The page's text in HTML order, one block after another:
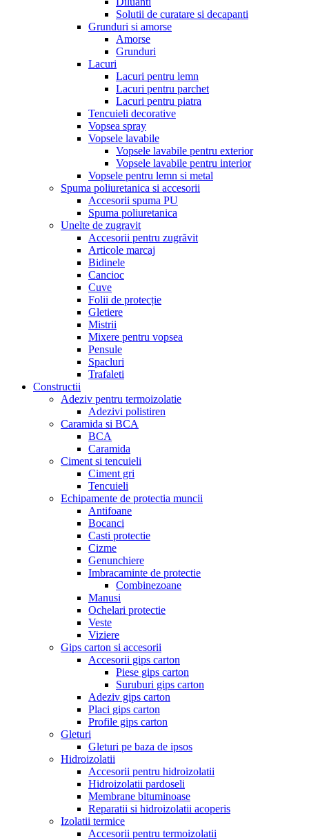
Solutii de curatare si decapanti
Grunduri si amorse
Amorse
Grunduri
Lacuri
Lacuri pentru lemn
Lacuri pentru parchet
Lacuri pentru piatra
Tencuieli decorative
Vopsea spray
Vopsele lavabile
Vopsele lavabile pentru exterior
Vopsele lavabile pentru interior
Vopsele pentru lemn si metal
Spuma poliuretanica si accesorii
Accesorii spuma PU
Spuma poliuretanica
Unelte de zugravit
Accesorii pentru zugrăvit
Articole marcaj
Bidinele
Cancioc
Cuve
Folii de protecție
Gletiere
Mistrii
Mixere pentru vopsea
Pensule
Spacluri
Trafaleti
Constructii
Adeziv pentru termoizolatie
Adezivi polistiren
Caramida si BCA
BCA
Caramida
Ciment si tencuieli
Ciment gri
Tencuieli
Echipamente de protectia muncii
Antifoane
Bocanci
Casti protectie
Cizme
Genunchiere
Imbracaminte de protectie
Combinezoane
Manusi
Ochelari protectie
Veste
Viziere
Gips carton si accesorii
Accesorii gips carton
Piese gips carton
Suruburi gips carton
Adeziv gips carton
Placi gips carton
Profile gips carton
Gleturi
Gleturi pe baza de ipsos
Hidroizolatii
Accesorii pentru hidroizolatii
Hidroizolatii pardoseli
Membrane bituminoase
Reparatii si hidroizolatii acoperis
Izolatii termice
Accesorii pentru termoizolatii